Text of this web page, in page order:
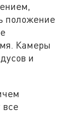
положение
Камеры
и
все